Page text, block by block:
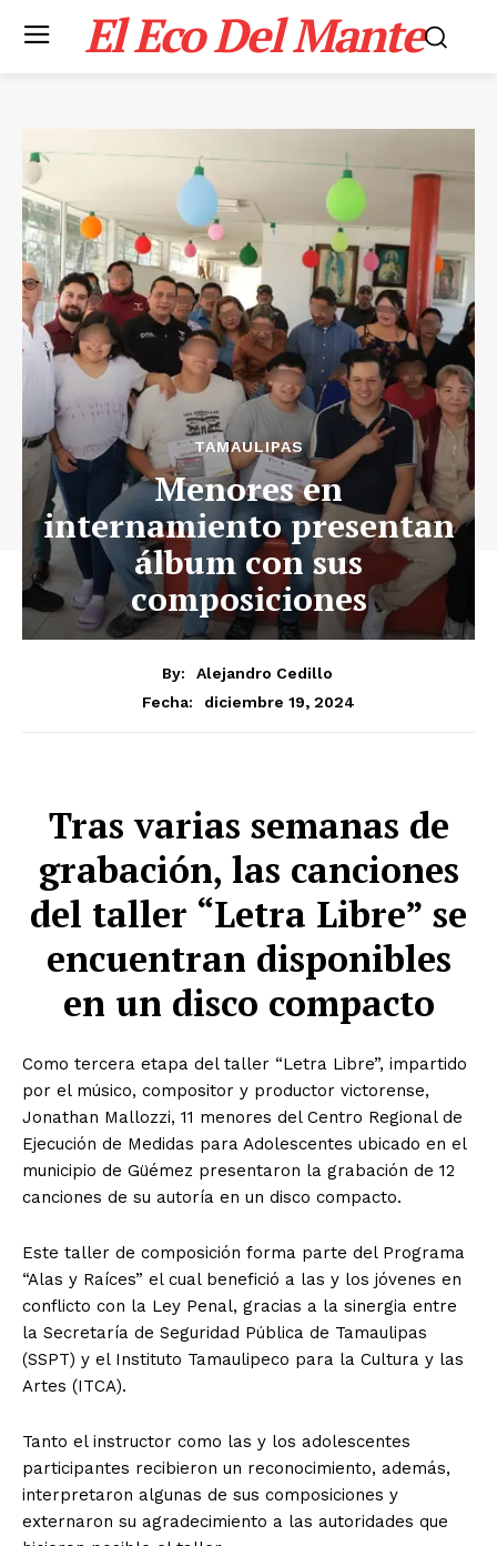
El Eco Del Mante
TAMAULIPAS
Menores en
internamiento presentan
álbum con sus
composiciones
By:
Alejandro Cedillo
Fecha:
diciembre 19, 2024
Tras varias semanas de
grabación, las canciones
del taller “Letra Libre” se
encuentran disponibles
en un disco compacto
Como tercera etapa del taller “Letra Libre”, impartido
por el músico, compositor y productor victorense,
Jonathan Mallozzi, 11 menores del Centro Regional de
Ejecución de Medidas para Adolescentes ubicado en el
municipio de Güémez presentaron la grabación de 12
canciones de su autoría en un disco compacto.
Este taller de composición forma parte del Programa
“Alas y Raíces” el cual benefició a las y los jóvenes en
conflicto con la Ley Penal, gracias a la sinergia entre
la Secretaría de Seguridad Pública de Tamaulipas
(SSPT) y el Instituto Tamaulipeco para la Cultura y las
Artes (ITCA).
Tanto el instructor como las y los adolescentes
participantes recibieron un reconocimiento, además,
interpretaron algunas de sus composiciones y
externaron su agradecimiento a las autoridades que